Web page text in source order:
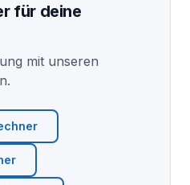
für deine
mit unseren